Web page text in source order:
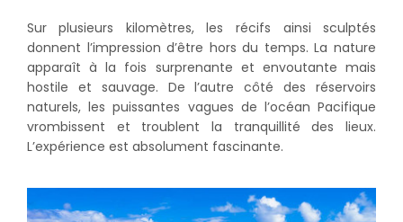
Sur plusieurs kilomètres, les récifs ainsi sculptés
donnent l’impression d’être hors du temps. La nature
apparaît à la fois surprenante et envoutante mais
hostile et sauvage. De l’autre côté des réservoirs
naturels, les puissantes vagues de l’océan Pacifique
vrombissent et troublent la tranquillité des lieux.
L’expérience est absolument fascinante.